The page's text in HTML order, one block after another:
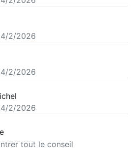
2/2026
2/2026
2/2026
2/2026
tout le conseil